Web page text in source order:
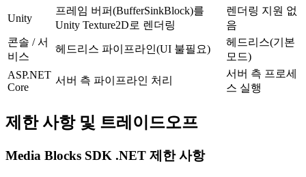
Unity
프레임 버퍼(BufferSinkBlock)를
Unity Texture2D로 렌더링
렌더링 지원 없
음
콘솔 / 서
비스
헤드리스 파이프라인(UI 불필요)
헤드리스(기본
모드)
ASP.NET
Core
서버 측 파이프라인 처리
서버 측 프로세
스 실행
제한 사항 및 트레이드오프
Media Blocks SDK .NET 제한 사항